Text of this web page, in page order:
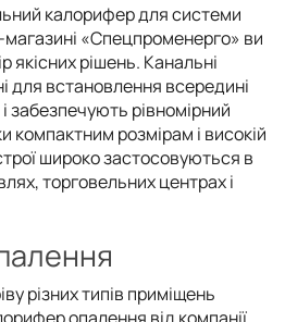
калорифер для системи
магазині «Спецпроменерго» ви
якісних рішень. Канальні
для встановлення всередині
забезпечують рівномірний
компактним розмірам і високій
широко застосовуються в
торговельних центрах і
різних типів приміщень